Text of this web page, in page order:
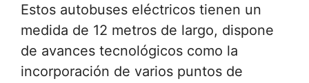
Estos autobuses eléctricos tienen un
medida de 12 metros de largo, dispone
de avances tecnológicos como la
incorporación de varios puntos de